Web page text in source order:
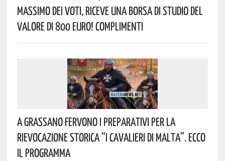
Massimo Dei Voti, Riceve Una Borsa Di Studio Del
Valore Di 800 Euro! Complimenti
A Grassano Fervono I Preparativi Per La
Rievocazione Storica “I CAVALIERI DI MALTA”. Ecco
Il Programma